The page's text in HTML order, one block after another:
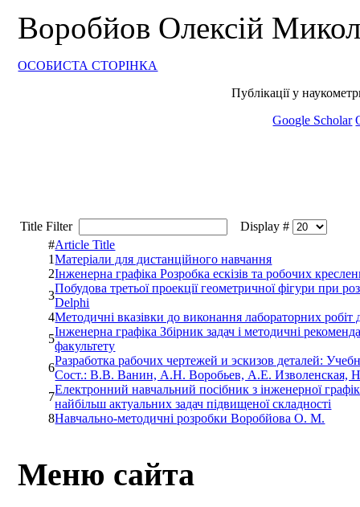
Воробйов Олексій
ОСОБИСТА СТОРІНКА
Публікації у
Google Scholar
Title Filter
Display #
#Article Title
1Матеріали для дистанційного навчання
2Інженерна графіка Розробка ескізів та робочих
3
Побудова третьої проекції геометричної фігури при
Delphi
4Методичні вказівки до виконання лабораторних робіт
5
Інженерна графіка Збірник задач і методичні
факультету
6
Разработка рабочих чертежей и эскизов деталей:
Сост.: В.В. Ванин, А.Н. Воробьев, А.Е. Изволенская,
7
Електронний навчальний посібник з інженерної
найбільш актуальних задач підвищеної складності
8Навчально-методичні розробки Воробйова О. М.
Меню сайта